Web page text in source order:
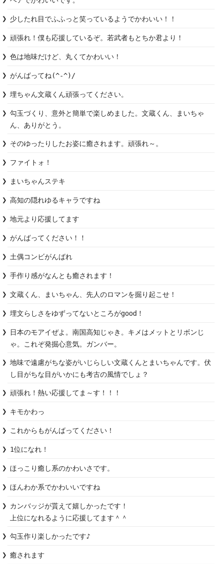
少したれ目でふふっと笑っているようでかわいい！！
頑張れ！僕も応援しているぞ。若武者もとちか君より！
色は地味だけど、丸くてかわいい！
がんばってね(^-^)/
埋ちゃん文蔵くん頑張ってください。
勾玉づくり、意外と簡単で楽しめました。文蔵くん、まいちゃ
ん、ありがとう。
そのゆったりしたお姿に癒されます。頑張れ～。
ファイトォ！
まいちゃんステキ
高知の隠れゆるキャラですね
地元より応援してます
がんばってください！！
土偶コンビがんばれ
手作り感がなんとも癒されます！
文蔵くん、まいちゃん、先人のロマンを掘り起こせ！
埋文らしさをゆずってないところがgood！
日本のモアイぜよ。南国高知じゃき。キメはメットとリボンじ
ゃ。これぞ発掘心意気。ガンバー。
地味で遠慮がちな姿がいじらしい文蔵くんとまいちゃんです。伏
し目がちな目がいかにも考古の風情でしょ？
頑張れ！熱い応援してま～す！！！
キモかわっ
これからもがんばってください！
1位になれ！
ほっこり癒し系のかわいさです。
ほんわか系でかわいいですね
カンバッジが貰えて嬉しかったです！
上位になれるように応援してます＾＾
勾玉作り楽しかったです♪
癒されます